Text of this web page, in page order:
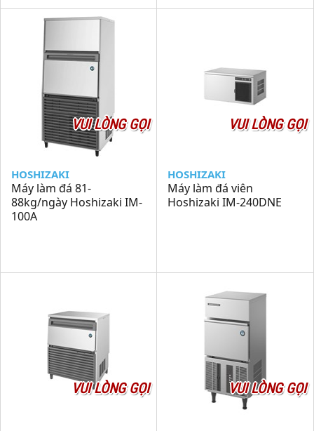
VUI LÒNG GỌI
HOSHIZAKI
Máy làm đá 81-
88kg/ngày Hoshizaki IM-
100A
VUI LÒNG GỌI
HOSHIZAKI
Máy làm đá viên
Hoshizaki IM-240DNE
VUI LÒNG GỌI VUI LÒNG GỌI